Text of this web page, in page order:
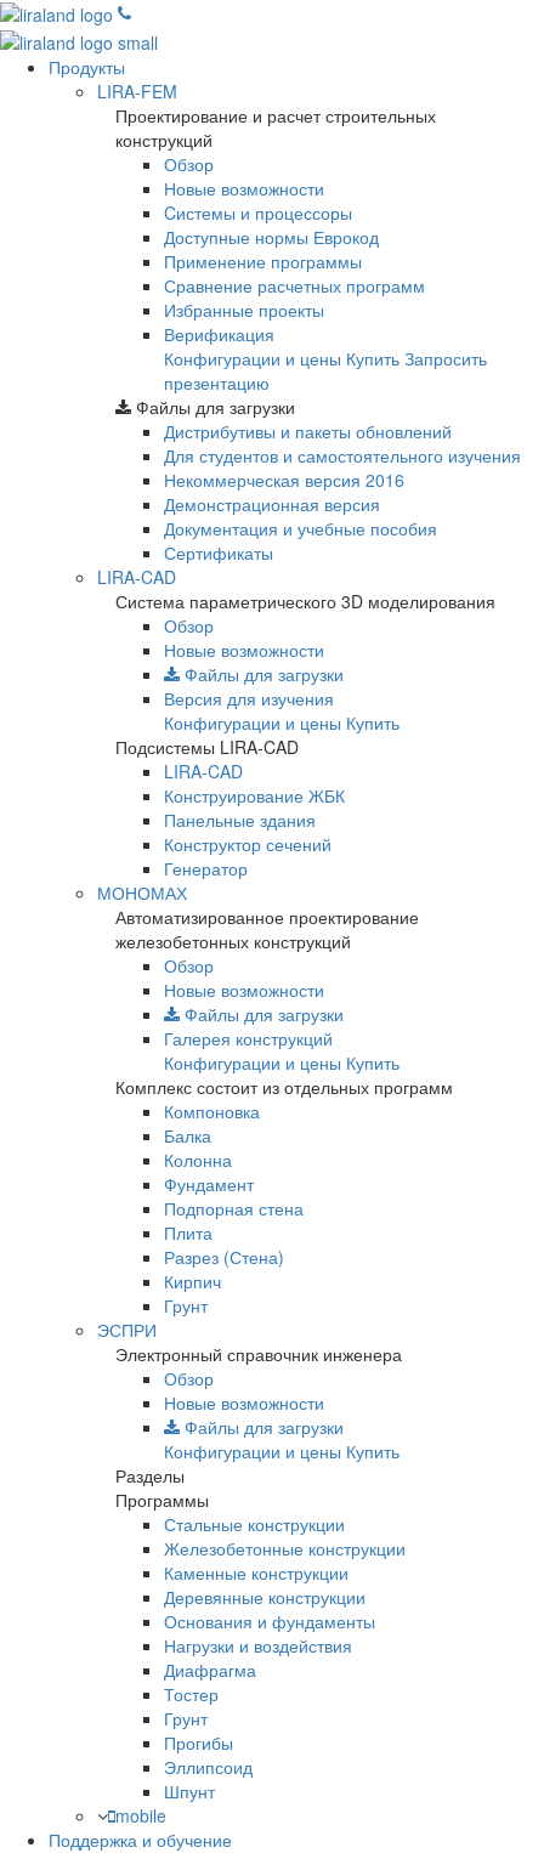
Продукты
LIRA-FEM
Проектирование и расчет строительных
конструкций
Обзор
Новые возможности
Cистемы и процессоры
Доступные нормы Еврокод
Применение программы
Сравнение расчетных программ
Избранные проекты
Верификация
Конфигурации и цены Купить Запросить
презентацию
Файлы для загрузки
Дистрибутивы и пакеты обновлений
Для студентов и самостоятельного изучения
Некоммерческая версия 2016
Демонстрационная версия
Документация и учебные пособия
Сертификаты
LIRA-CAD
Система параметрического 3D моделирования
Обзор
Новые возможности
Файлы для загрузки
Версия для изучения
Конфигурации и цены Купить
Подсистемы LIRA-CAD
LIRA-CAD
Конструирование ЖБК
Панельные здания
Конструктор сечений
Генератор
МОНОМАХ
Автоматизированное проектирование
железобетонных конструкций
Обзор
Новые возможности
Файлы для загрузки
Галерея конструкций
Конфигурации и цены Купить
Комплекс состоит из отдельных программ
Компоновка
Балка
Колонна
Фундамент
Подпорная стена
Плита
Разрез (Стена)
Кирпич
Грунт
ЭСПРИ
Электронный справочник инженера
Обзор
Новые возможности
Файлы для загрузки
Конфигурации и цены Купить
Разделы
Программы
Стальные конструкции
Железобетонные конструкции
Каменные конструкции
Деревянные конструкции
Основания и фундаменты
Нагрузки и воздействия
Диафрагма
Тостер
Грунт
Прогибы
Эллипсоид
Шпунт
mobile
Поддержка и обучение